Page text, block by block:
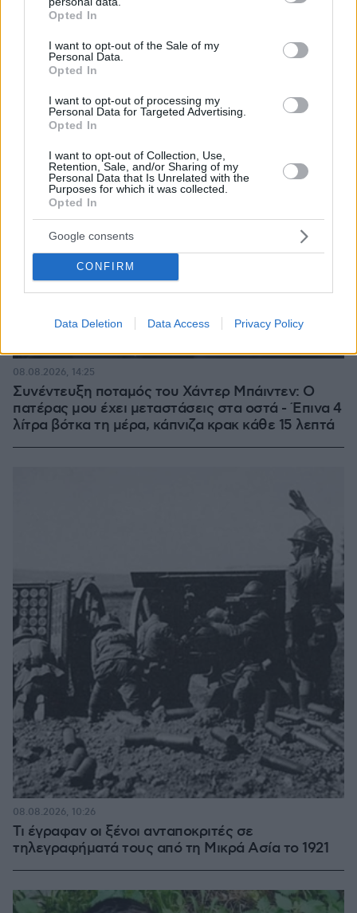
grant or deny consent to Google and its third-party tags to
use your data for below specified purposes in below Google
consent section.
Opted In
I want to opt-out of the Sale of my
Personal Data.
Opted In
I want to opt-out of processing my
Personal Data for Targeted Advertising.
Opted In
I want to opt-out of Collection, Use,
Retention, Sale, and/or Sharing of my
Personal Data that Is Unrelated with the
Purposes for which it was collected.
Opted In
Google consents
CONFIRM
Data Deletion Data Access Privacy Policy
Συνέντευξη ποταμός του Χάντερ Μπάιντεν: Ο
πατέρας μου έχει μεταστάσεις στα οστά - Έπινα 4
λίτρα βότκα τη μέρα, κάπνιζα κρακ κάθε 15 λεπτά
08.08.2026, 14:25
Τι έγραφαν οι ξένοι ανταποκριτές σε
τηλεγραφήματά τους από τη Μικρά Ασία το 1921
08.08.2026, 10:26